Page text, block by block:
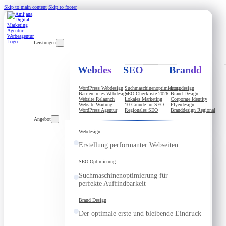
Skip to main content Skip to footer
Leistungen
Webdesign
WordPress Webdesign
Barrierefreies Webdesign
Website Relaunch
Website Wartung
WordPress Agentur
SEO
Suchmaschinenoptimierung
SEO Checkliste 2026
Lokales Marketing
10 Gründe für SEO
Regionales SEO
Branddesign
Logodesign
Brand Design
Corporate Identity
Flyerdesign
Branddesign Regional
Angebot
Webdesign
Erstellung performanter Webseiten
SEO Optimierung
Suchmaschinenoptimierung für
perfekte Auffindbarkeit
Brand Design
Der optimale erste und bleibende Eindruck